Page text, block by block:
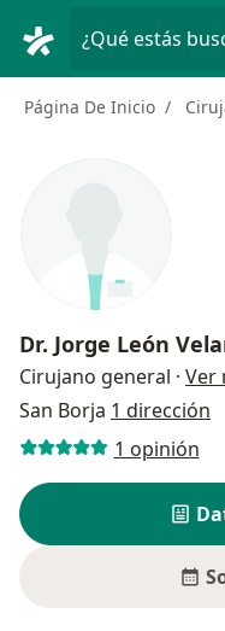
¿Qué estás
Página De Inicio
Dr. Jorge León
Cirujano general · Ver
San Borja 1 dirección
1 opinión